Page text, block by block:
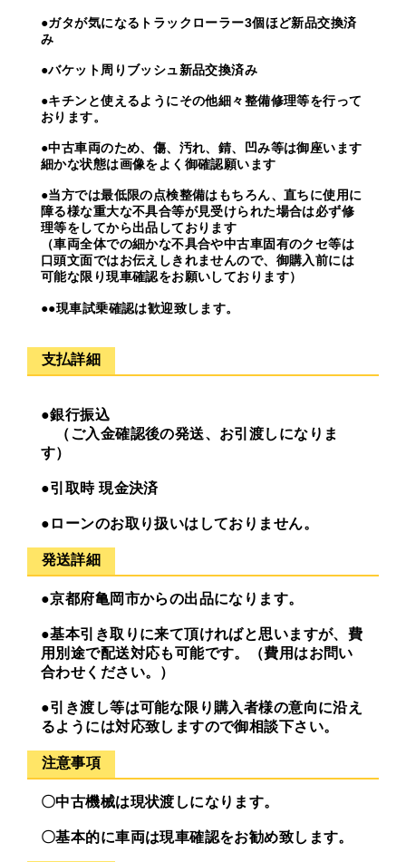
●ガタが気になるトラックローラー3個ほど新品交換済
み
●バケット周りブッシュ新品交換済み
●キチンと使えるようにその他細々整備修理等を行って
おります。
●中古車両のため、傷、汚れ、錆、凹み等は御座います
細かな状態は画像をよく御確認願います
●当方では最低限の点検整備はもちろん、直ちに使用に
障る様な重大な不具合等が見受けられた場合は必ず修
理等をしてから出品しております
（車両全体での細かな不具合や中古車固有のクセ等は
口頭文面ではお伝えしきれませんので、御購入前には
可能な限り現車確認をお願いしております）
●●現車試乗確認は歓迎致します。
支払詳細
●銀行振込
（ご入金確認後の発送、お引渡しになりま
す）
●引取時 現金決済
●ローンのお取り扱いはしておりません。
発送詳細
●京都府亀岡市からの出品になります。
●基本引き取りに来て頂ければと思いますが、費
用別途で配送対応も可能です。（費用はお問い
合わせください。）
●引き渡し等は可能な限り購入者様の意向に沿え
るようには対応致しますので御相談下さい。
注意事項
〇中古機械は現状渡しになります。
〇基本的に車両は現車確認をお勧め致します。